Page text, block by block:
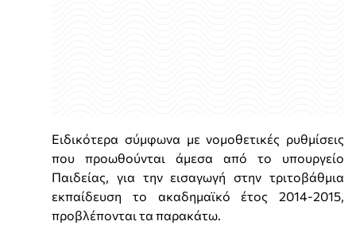
Ειδικότερα σύμφωνα με νομοθετικές ρυθμίσεις
που προωθούνται άμεσα από το υπουργείο
Παιδείας, για την εισαγωγή στην τριτοβάθμια
εκπαίδευση το ακαδημαϊκό έτος 2014-2015,
προβλέπονται τα παρακάτω.